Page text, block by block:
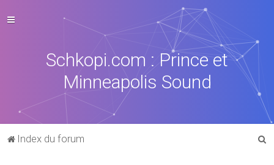
Schkopi.com : Prince et
Minneapolis Sound
Index du forum